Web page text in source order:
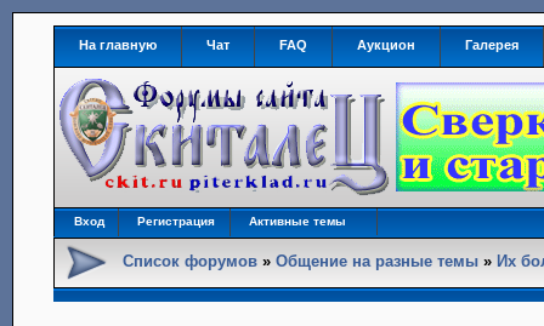
На главную Чат FAQ Аукцион Галерея
Вход Регистрация Активные темы
Список форумов »Общение на разные темы » Их